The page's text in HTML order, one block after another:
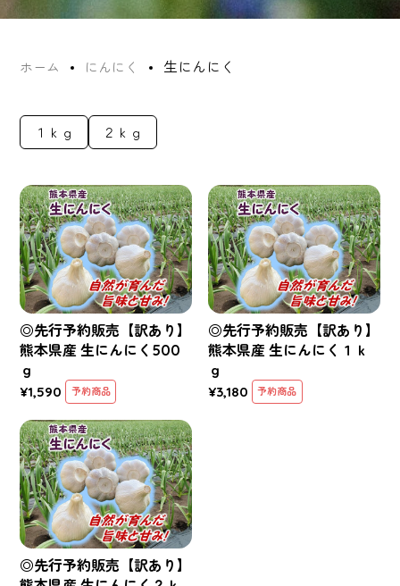
ホーム にんにく 生にんにく
１ｋｇ ２ｋｇ
◎先行予約販売【訳あり】
熊本県産 生にんにく500
ｇ
¥1,590 予約商品
◎先行予約販売【訳あり】
熊本県産 生にんにく１ｋ
ｇ
¥3,180 予約商品
◎先行予約販売【訳あり】